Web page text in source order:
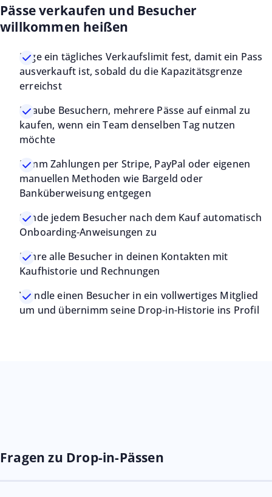
Pässe verkaufen und Besucher
willkommen heißen
Lege ein tägliches Verkaufslimit fest, damit ein Pass
ausverkauft ist, sobald du die Kapazitätsgrenze
erreichst
Erlaube Besuchern, mehrere Pässe auf einmal zu
kaufen, wenn ein Team denselben Tag nutzen
möchte
Nimm Zahlungen per Stripe, PayPal oder eigenen
manuellen Methoden wie Bargeld oder
Banküberweisung entgegen
Sende jedem Besucher nach dem Kauf automatisch
Onboarding-Anweisungen zu
Führe alle Besucher in deinen Kontakten mit
Kaufhistorie und Rechnungen
Wandle einen Besucher in ein vollwertiges Mitglied
um und übernimm seine Drop-in-Historie ins Profil
Fragen zu Drop-in-Pässen